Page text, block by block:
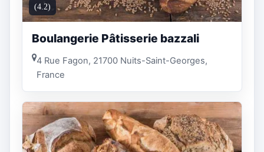
(4.2)
Boulangerie Pâtisserie bazzali
4 Rue Fagon, 21700 Nuits-Saint-Georges,
France